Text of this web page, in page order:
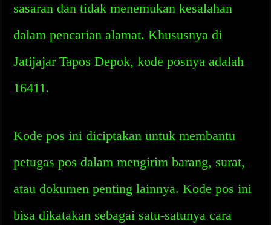
sasaran dan tidak menemukan kesalahan
dalam pencarian alamat. Khususnya di
Jatijajar Tapos Depok, kode posnya adalah
16411.
Kode pos ini diciptakan untuk membantu
petugas pos dalam mengirim barang, surat,
atau dokumen penting lainnya. Kode pos ini
bisa dikatakan sebagai satu-satunya cara